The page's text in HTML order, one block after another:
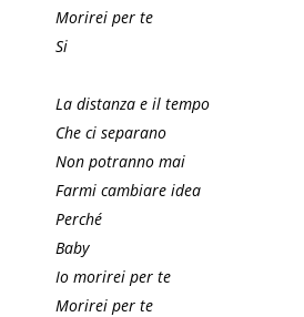
Morirei per te
Si
La distanza e il tempo
Che ci separano
Non potranno mai
Farmi cambiare idea
Perché
Baby
Io morirei per te
Morirei per te